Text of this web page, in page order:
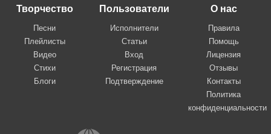
Творчество
Песни
Плейлисты
Видео
Стихи
Блоги
Пользователи
Исполнители
Статьи
Вход
Регистрация
Подтверждение
О нас
Правила
Помощь
Лицензия
Отзывы
Контакты
Политика
конфиденциальности